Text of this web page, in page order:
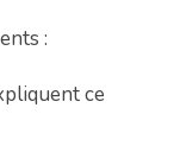
:
ce